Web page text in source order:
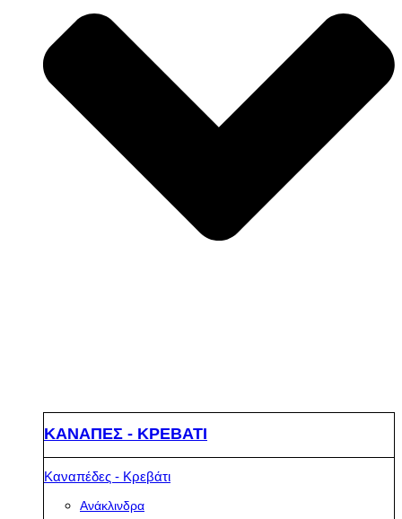
ΚΑΝΑΠΕΣ - ΚΡΕΒΑΤΙ
Καναπέδες - Κρεβάτι
Ανάκλινδρα